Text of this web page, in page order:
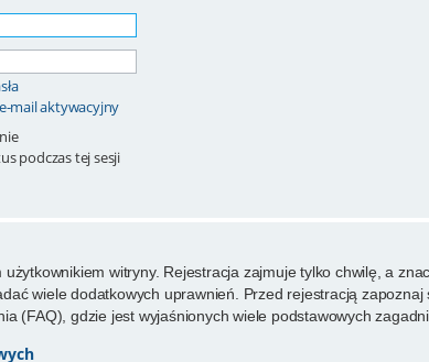
mail aktywacyjny
podczas tej sesji
witryny. Rejestracja zajmuje tylko chwilę, a
wiele dodatkowych uprawnień. Przed rejestracją
(FAQ), gdzie jest wyjaśnionych wiele podstawowych